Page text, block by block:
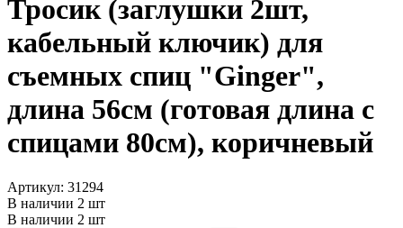
Тросик (заглушки 2шт,
кабельный ключик) для
съемных спиц "Ginger",
длина 56см (готовая длина с
спицами 80см), коричневый
Артикул: 31294
В наличии 2 шт
В наличии 2 шт